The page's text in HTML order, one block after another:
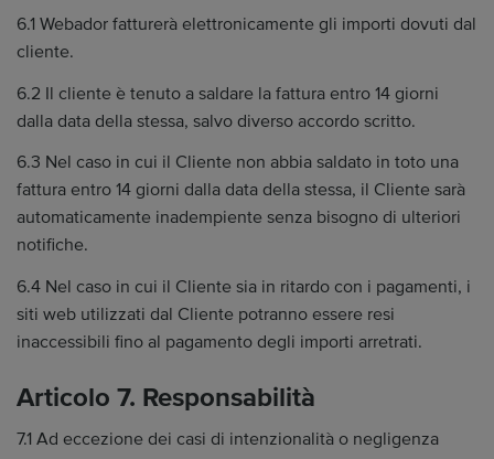
6.1 Webador fatturerà elettronicamente gli importi dovuti dal
cliente.
6.2 Il cliente è tenuto a saldare la fattura entro 14 giorni
dalla data della stessa, salvo diverso accordo scritto.
6.3 Nel caso in cui il Cliente non abbia saldato in toto una
fattura entro 14 giorni dalla data della stessa, il Cliente sarà
automaticamente inadempiente senza bisogno di ulteriori
notifiche.
6.4 Nel caso in cui il Cliente sia in ritardo con i pagamenti, i
siti web utilizzati dal Cliente potranno essere resi
inaccessibili fino al pagamento degli importi arretrati.
Articolo 7. Responsabilità
7.1 Ad eccezione dei casi di intenzionalità o negligenza